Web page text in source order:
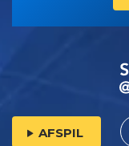
AFSPIL